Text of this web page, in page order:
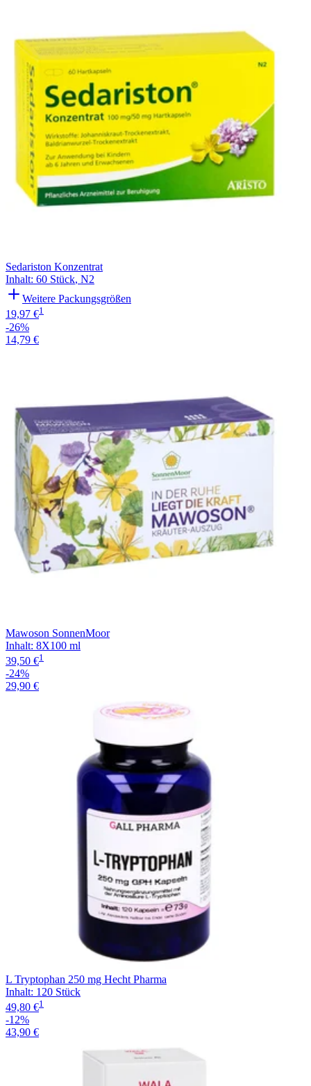
Sedariston Konzentrat
Inhalt: 60 Stück, N2
Weitere Packungsgrößen
19,97 €1
-26%
14,79 €
Mawoson SonnenMoor
Inhalt: 8X100 ml
39,50 €1
-24%
29,90 €
L Tryptophan 250 mg Hecht Pharma
Inhalt: 120 Stück
49,80 €1
-12%
43,90 €